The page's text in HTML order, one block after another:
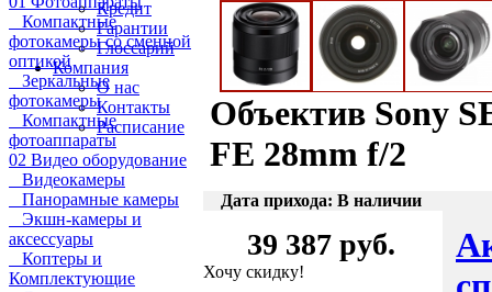
Кредит
Гарантии
Глоссарий
Компания
О нас
Контакты
Расписание
Компактные
фотокамеры со сменной
оптикой
Зеркальные
фотокамеры
Компактные
фотоаппараты
02 Видео оборудование
Видеокамеры
Панорамные камеры
Экшн-камеры и
аксессуары
Коптеры и
Комплектующие
Объектив Sony
FE 28mm f/2
Дата прихода: В наличии
39 387 руб.
Хочу скидку!